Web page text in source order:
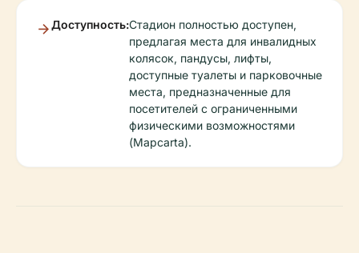
Доступность:Стадион полностью доступен,
предлагая места для инвалидных
колясок, пандусы, лифты,
доступные туалеты и парковочные
места, предназначенные для
посетителей с ограниченными
физическими возможностями
(Mapcarta).